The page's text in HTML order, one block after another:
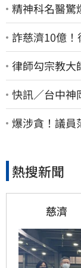
精神科名醫驚
詐慈濟10億！
律師勾宗教
快訊／台中
下半身輾碎慘
爆涉貪！議
熱搜新聞
慈濟